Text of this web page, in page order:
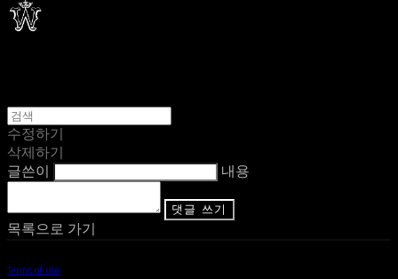
수정하기
삭제하기
글쓴이
내용
댓글 쓰기
목록으로 가기
Terms of Use